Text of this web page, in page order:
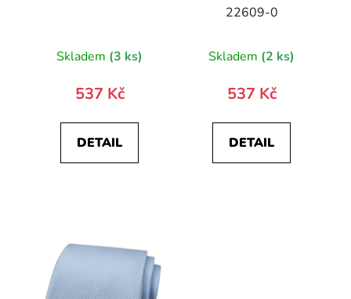
Skladem (3 ks)
537 Kč
DETAIL
22609-0
Skladem (2 ks)
537 Kč
DETAIL